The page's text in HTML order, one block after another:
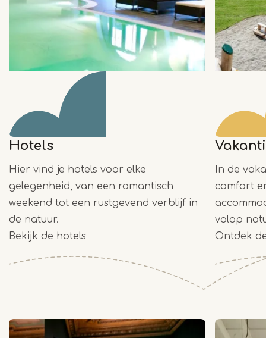
Hotels
Hier vind je hotels voor elke
gelegenheid, van een romantisch
weekend tot een rustgevend verblijf in
de natuur.
Bekijk de hotels
In de
comfort
volop
Ontdek